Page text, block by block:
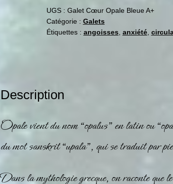
UGS : Galet Cœur Opale Bleue A+
Catégorie : Galets
Étiquettes : angoisses anxiété,
Description
Opalevient du nom “opalus” en latin ou
du mot sanskrit “upala”, qui se traduit par
Dans la mythologie grecque, on raconte